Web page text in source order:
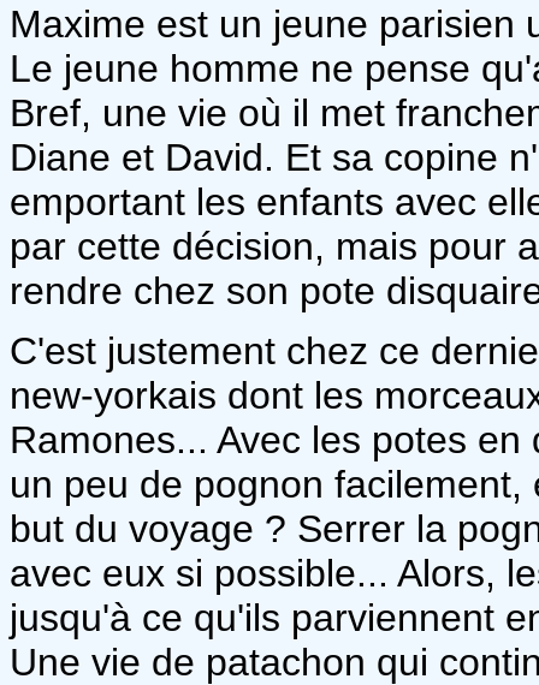
Maxime est un jeune parisien
Le jeune homme ne pense
Bref, une vie où il met
Diane et David. Et sa copine
emportant les enfants avec
par cette décision, mais pour
rendre chez son pote
C'est justement chez ce
new-yorkais dont les
Ramones... Avec les potes
un peu de pognon
but du voyage ? Serrer la
avec eux si possible... Alors,
jusqu'à ce qu'ils parviennent
Une vie de patachon qui